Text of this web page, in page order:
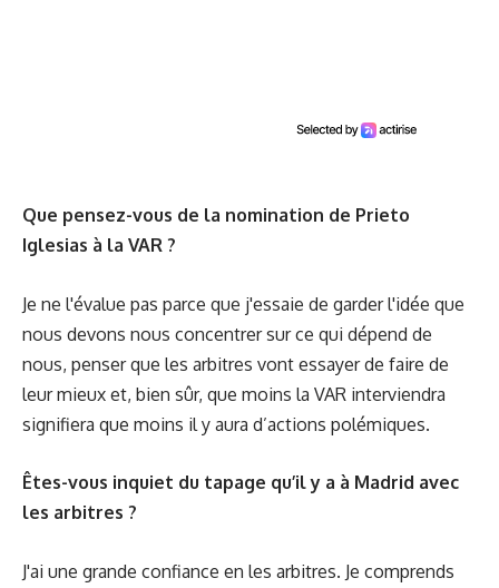
Que pensez-vous de la nomination de Prieto
Iglesias à la VAR ?
Je ne l'évalue pas parce que j'essaie de garder l'idée que
nous devons nous concentrer sur ce qui dépend de
nous, penser que les arbitres vont essayer de faire de
leur mieux et, bien sûr, que moins la VAR interviendra
signifiera que moins il y aura d’actions polémiques.
Êtes-vous inquiet du tapage qu’il y a à Madrid avec
les arbitres ?
J'ai une grande confiance en les arbitres. Je comprends